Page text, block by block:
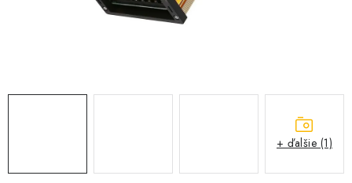
SEZÓNNE VÝPREDAJE POĽNOPOTREBY
OBCHODNÉ PODMIENKY
O NÁS - MEGALED & JANTON ZÁKAMENNÉ
+ ďalšie (1)